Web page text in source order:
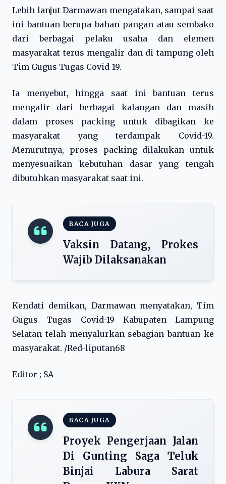
Lebih lanjut Darmawan mengatakan, sampai saat
ini bantuan berupa bahan pangan atau sembako
dari berbagai pelaku usaha dan elemen
masyarakat terus mengalir dan di tampung oleh
Tim Gugus Tugas Covid-19.
Ia menyebut, hingga saat ini bantuan terus
mengalir dari berbagai kalangan dan masih
dalam proses packing untuk dibagikan ke
masyarakat yang terdampak Covid-19.
Menurutnya, proses packing dilakukan untuk
menyesuaikan kebutuhan dasar yang tengah
dibutuhkan masyarakat saat ini.
BACA JUGA
Vaksin Datang, Prokes
Wajib Dilaksanakan
Kendati demikan, Darmawan menyatakan, Tim
Gugus Tugas Covid-19 Kabupaten Lampung
Selatan telah menyalurkan sebagian bantuan ke
masyarakat. /Red-liputan68
Editor ; SA
BACA JUGA
Proyek Pengerjaan Jalan
Di Gunting Saga Teluk
Binjai Labura Sarat